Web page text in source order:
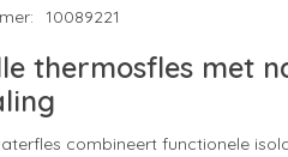
10089221
thermosfles met
combineert functionele